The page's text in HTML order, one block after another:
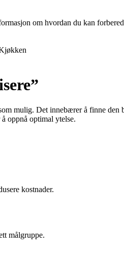
om hvordan du kan
mulig. Det innebærer å finne
oppnå optimal ytelse.
kostnader.
målgruppe.